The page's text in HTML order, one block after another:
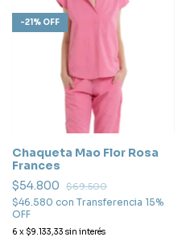
-21% OFF
Chaqueta Mao Flor Rosa
Frances
$54.800
$69.500
$46.580 con Transferencia 15%
OFF
6 x $9.133,33 sin interés